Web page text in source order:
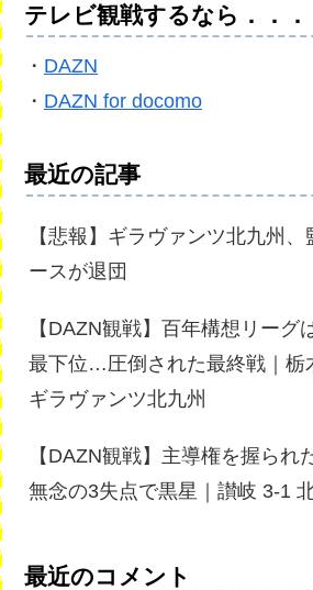
テレビ観戦するなら．．．
・ DAZN
・ DAZN for docomo
最近の記事
【悲報】ギラヴァンツ北九州、
ースが退団
【DAZN観戦】百年構想リーグ
最下位…圧倒された最終戦｜栃
ギラヴァンツ北九州
【DAZN観戦】主導権を握られ
無念の3失点で黒星｜讃岐 3-1
最近のコメント